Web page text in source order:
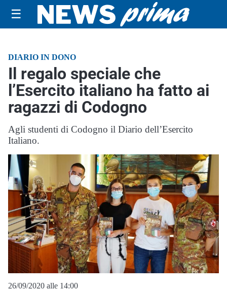
☰
DIARIO IN DONO
Il regalo speciale che
l’Esercito italiano ha fatto ai
ragazzi di Codogno
Agli studenti di Codogno il Diario dell’Esercito
Italiano.
26/09/2020 alle 14:00